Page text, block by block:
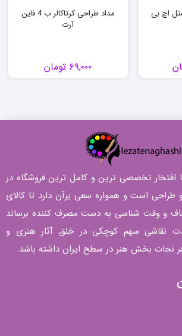
اچ بی
مداد طراحی کرتاکالر ب 4 فاین
آرت
۶۹,۰۰۰ تومان
افتخار تخصصی ترین و کامل ترین فروشگاه در
طراحی است و همواره سعی برآن دارد تا کالای
و وقت شناسی به دست مصرف کننده برساند
نقاشی سهم کوچکی در خلق آثار هنری و
نجات بخش هنر در سطح ایران داشته باشد.